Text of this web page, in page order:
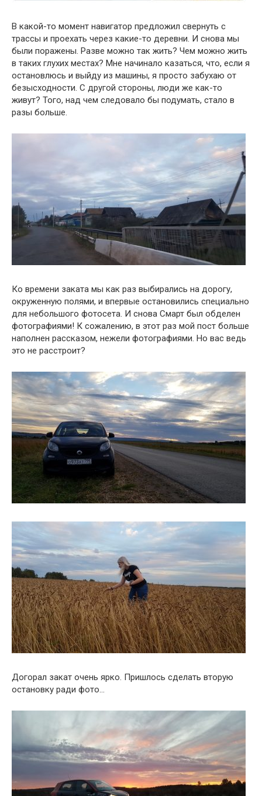
В какой-то момент навигатор предложил свернуть с
трассы и проехать через какие-то деревни. И снова мы
были поражены. Разве можно так жить? Чем можно жить
в таких глухих местах? Мне начинало казаться, что, если я
остановлюсь и выйду из машины, я просто забухаю от
безысходности. С другой стороны, люди же как-то
живут? Того, над чем следовало бы подумать, стало в
разы больше.
Ко времени заката мы как раз выбирались на дорогу,
окруженную полями, и впервые остановились специально
для небольшого фотосета. И снова Смарт был обделен
фотографиями! К сожалению, в этот раз мой пост больше
наполнен рассказом, нежели фотографиями. Но вас ведь
это не расстроит?
Догорал закат очень ярко. Пришлось сделать вторую
остановку ради фото…